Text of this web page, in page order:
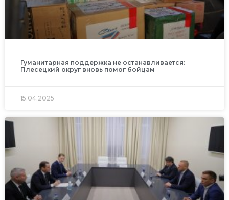
Гуманитарная поддержка не останавливается:
Плесецкий округ вновь помог бойцам
15.04.2025